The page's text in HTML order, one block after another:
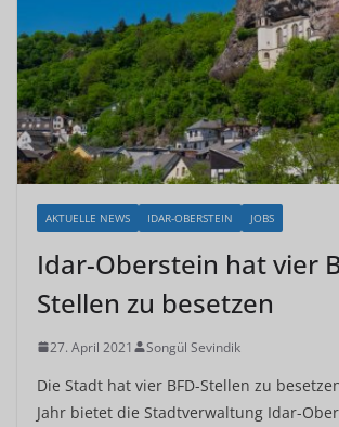
AKTUELLE NEWS IDAR-OBERSTEIN JOBS
Idar-Oberstein hat vier
Stellen zu besetzen
27. April 2021 Songül Sevindik
Die Stadt hat vier BFD-Stellen zu
Jahr bietet die Stadtverwaltung Idar-